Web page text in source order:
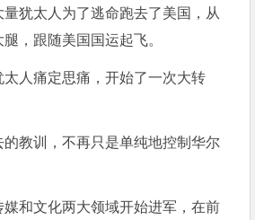
量犹太人为了逃命跑去了美国，从
，跟随美国国运起飞。
太人痛定思痛，开始了一次大转
的教训，不再只是单纯地控制华尔
媒和文化两大领域开始进军，在前